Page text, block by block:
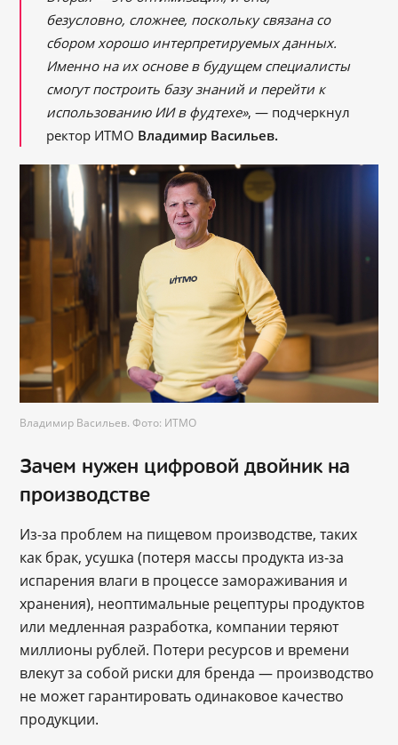
безусловно, сложнее, поскольку связана со
сбором хорошо интерпретируемых данных.
Именно на их основе в будущем специалисты
смогут построить базу знаний и перейти к
использованию ИИ в фудтехе», — подчеркнул
ректор ИТМО Владимир Васильев.
Владимир Васильев. Фото: ИТМО
Зачем нужен цифровой двойник на
производстве
Из-за проблем на пищевом производстве, таких
как брак, усушка (потеря массы продукта из-за
испарения влаги в процессе замораживания и
хранения), неоптимальные рецептуры продуктов
или медленная разработка, компании теряют
миллионы рублей. Потери ресурсов и времени
влекут за собой риски для бренда — производство
не может гарантировать одинаковое качество
продукции.